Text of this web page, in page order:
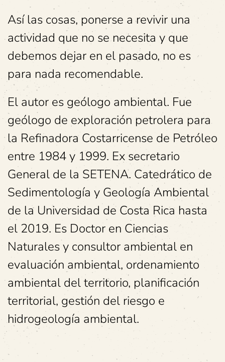
Así las cosas, ponerse a revivir una
actividad que no se necesita y que
debemos dejar en el pasado, no es
para nada recomendable.
El autor es geólogo ambiental. Fue
geólogo de exploración petrolera para
la Refinadora Costarricense de Petróleo
entre 1984 y 1999. Ex secretario
General de la SETENA. Catedrático de
Sedimentología y Geología Ambiental
de la Universidad de Costa Rica hasta
el 2019. Es Doctor en Ciencias
Naturales y consultor ambiental en
evaluación ambiental, ordenamiento
ambiental del territorio, planificación
territorial, gestión del riesgo e
hidrogeología ambiental.